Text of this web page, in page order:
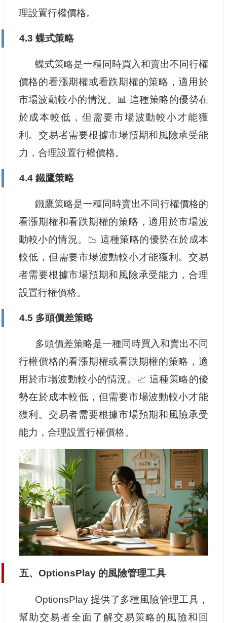
理設置行權價格。
4.3 蝶式策略
蝶式策略是一種同時買入和賣出不同行權
價格的看漲期權或看跌期權的策略，適用於
市場波動較小的情況。📊 這種策略的優勢在
於成本較低，但需要市場波動較小才能獲
利。交易者需要根據市場預期和風險承受能
力，合理設置行權價格。
4.4 鐵鷹策略
鐵鷹策略是一種同時賣出不同行權價格的
看漲期權和看跌期權的策略，適用於市場波
動較小的情況。📉 這種策略的優勢在於成本
較低，但需要市場波動較小才能獲利。交易
者需要根據市場預期和風險承受能力，合理
設置行權價格。
4.5 多頭價差策略
多頭價差策略是一種同時買入和賣出不同
行權價格的看漲期權或看跌期權的策略，適
用於市場波動較小的情況。📈 這種策略的優
勢在於成本較低，但需要市場波動較小才能
獲利。交易者需要根據市場預期和風險承受
能力，合理設置行權價格。
五、OptionsPlay 的風險管理工具
OptionsPlay 提供了多種風險管理工具，
幫助交易者全面了解交易策略的風險和回